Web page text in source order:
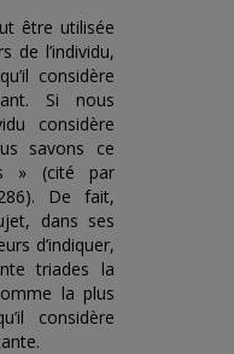
être utilisée
de l’individu,
considère
Si nous
considère
savons ce
» (cité par
De fait,
dans ses
d’indiquer,
triades la
la plus
considère